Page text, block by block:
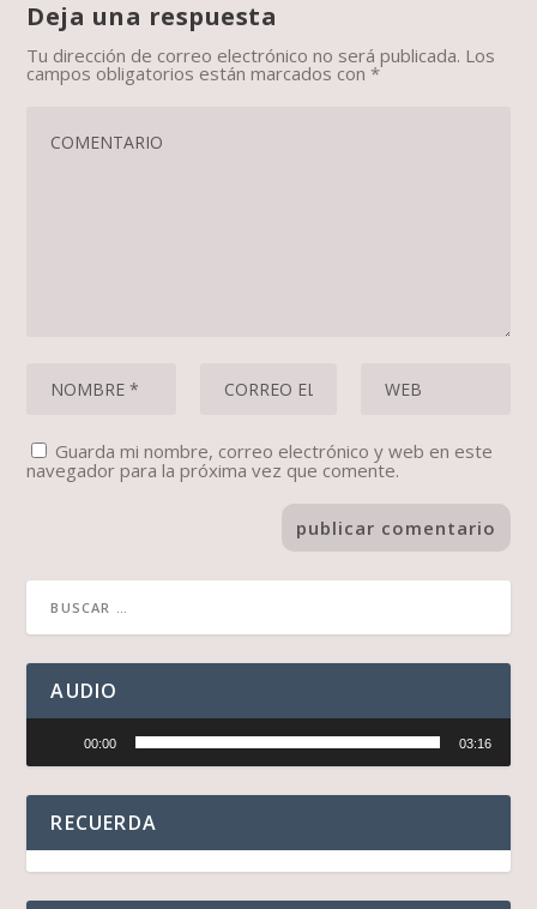
Deja una respuesta
Tu dirección de correo electrónico no será publicada. Los
campos obligatorios están marcados con*
Guarda mi nombre, correo electrónico y web en este
navegador para la próxima vez que comente.
AUDIO
audio
00:00 03:16
RECUERDA